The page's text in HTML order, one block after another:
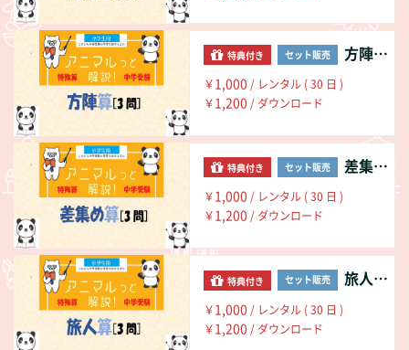
特典付き セット販売 方陣算の基本
￥1,000 / レンタル ( 30 日 )
￥1,200 / ダウンロード
特典付き セット販売 差集め算の基本
￥1,000 / レンタル ( 30 日 )
￥1,200 / ダウンロード
特典付き セット販売 旅人算の基本
￥1,000 / レンタル ( 30 日 )
￥1,200 / ダウンロード